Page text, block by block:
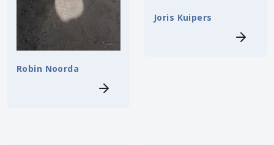
Robin Noorda
Joris Kuipers